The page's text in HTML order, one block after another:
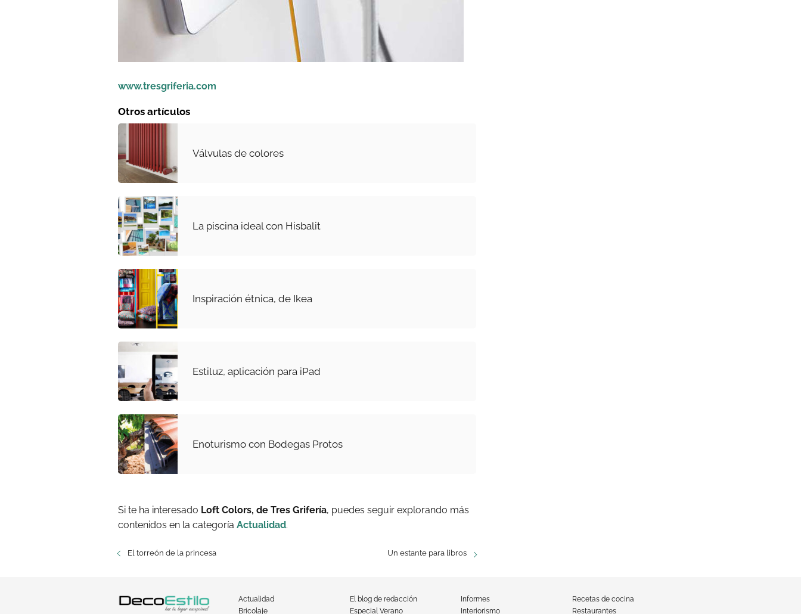
www.tresgriferia.com
Otros artículos
Válvulas de colores
La piscina ideal con Hisbalit
Inspiración étnica, de Ikea
Estiluz, aplicación para iPad
Enoturismo con Bodegas Protos
Si te ha interesado Loft Colors, de Tres Grifería, puedes seguir explorando más
contenidos en la categoría Actualidad.
El torreón de la princesa Un estante para libros
Actualidad
Bricolaje
El blog de redacción
Especial Verano
Informes
Interiorismo
Recetas de cocina
Restaurantes